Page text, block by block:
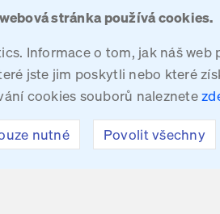
stránka používá cookies.
Informace o tom, jak náš
jste jim poskytli nebo které
cookies souborů naleznete
nutné Povolit všechny